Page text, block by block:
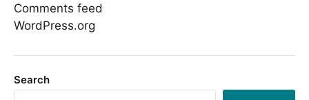
Comments feed
WordPress.org
Search